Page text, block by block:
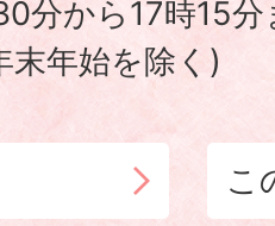
分から17時15分
末年始を除く)
こ